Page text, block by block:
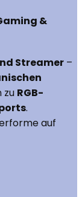
&
Streamer –
zu RGB-
.
auf